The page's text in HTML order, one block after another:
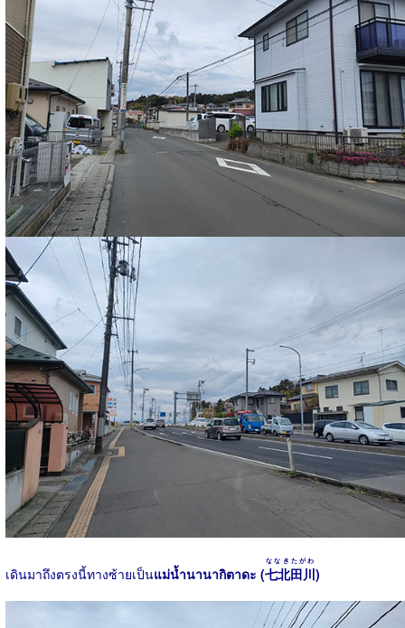
เดินมาถึงตรงนี้ทางซ้ายเป็นแม่น้ำนานากิตาดะ (七北田川
ななきたがわ
)